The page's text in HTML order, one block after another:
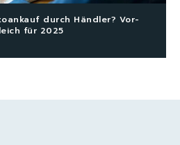
durch Händler? Vor-
für 2025